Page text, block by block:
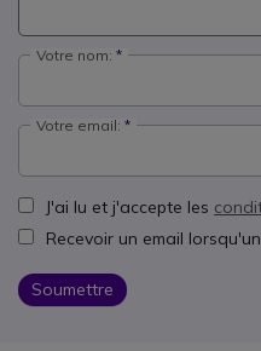
Votre nom:
Votre email:
J'ai lu et j'accepte les
Recevoir un email
Soumettre